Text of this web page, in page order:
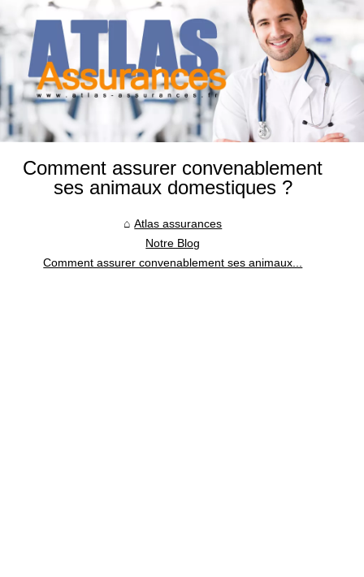
Comment assurer convenablement
ses animaux domestiques ?
Atlas assurances
Notre Blog
Comment assurer convenablement ses animaux...